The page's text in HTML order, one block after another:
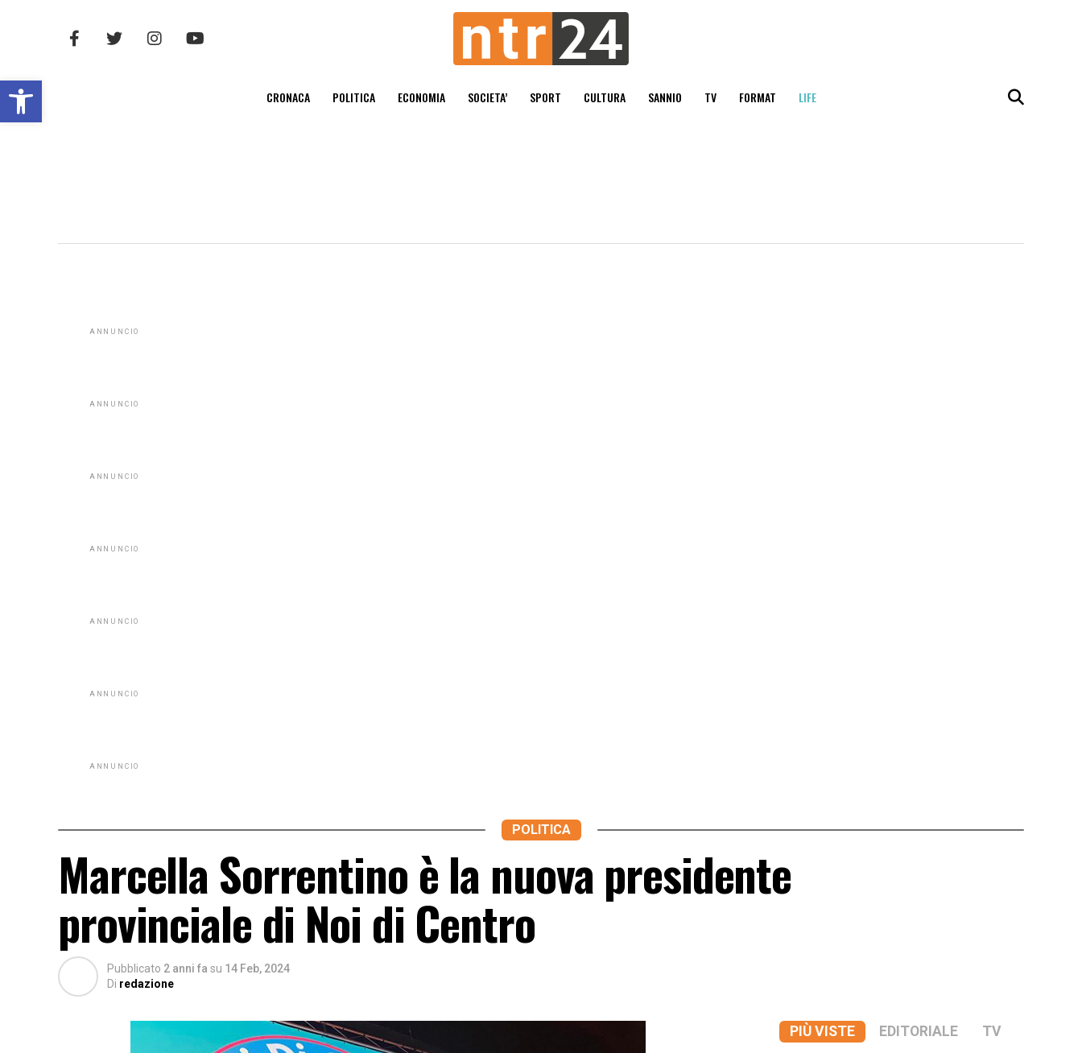
Open toolbar CRONACA POLITICA ECONOMIA SOCIETA’ SPORT CULTURA SANNIO TV FORMAT LIFE
ANNUNCIO
ANNUNCIO
ANNUNCIO
ANNUNCIO
ANNUNCIO
ANNUNCIO
ANNUNCIO
POLITICA
Marcella Sorrentino è la nuova presidente
provinciale di Noi di Centro
Pubblicato 2 anni fa su 14 Feb, 2024
Di redazione
PIÙ VISTE EDITORIALE TV